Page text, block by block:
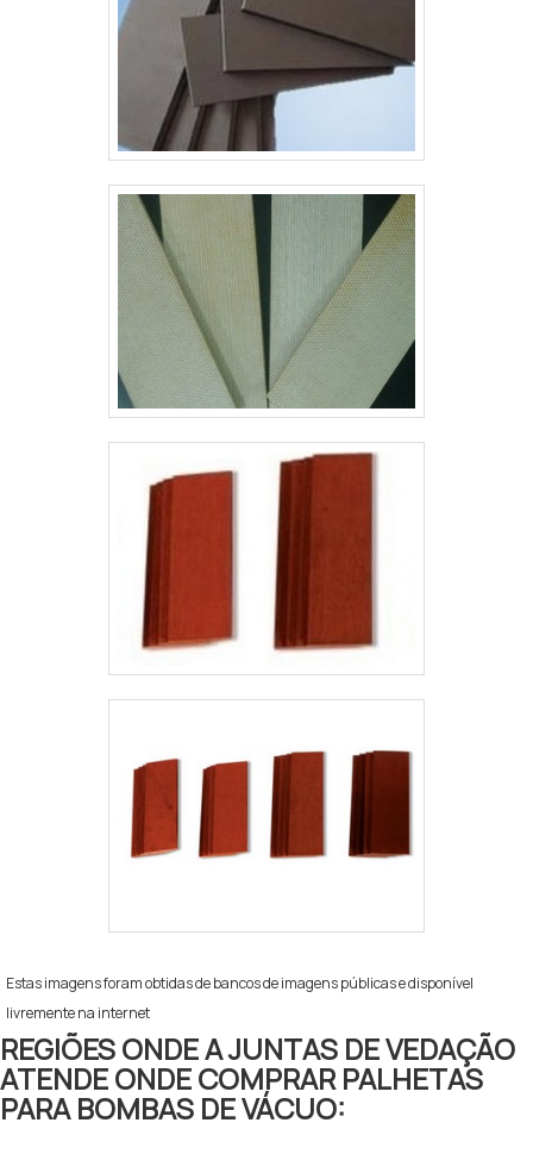
Estas imagens foram obtidas de bancos de imagens públicas e disponível
livremente na internet
REGIÕES ONDE A JUNTAS DE VEDAÇÃO
ATENDE ONDE COMPRAR PALHETAS
PARA BOMBAS DE VÁCUO: